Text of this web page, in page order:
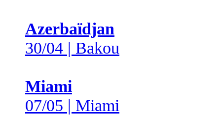
Azerbaïdjan
30/04 | Bakou
Miami
07/05 | Miami